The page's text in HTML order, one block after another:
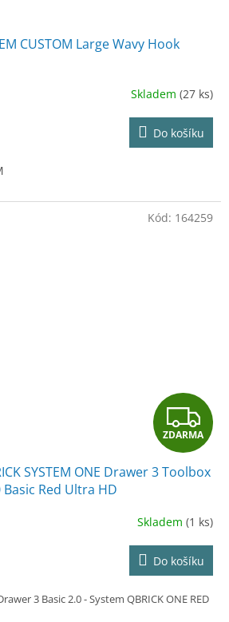
CUSTOM Large Wavy Hook
Skladem (27 ks)
Do košíku
Z
D
A
R
M
A
ZDARMA
SYSTEM ONE Drawer 3 Toolbox
Basic Red Ultra HD
Skladem (1 ks)
Do košíku
3 Basic 2.0- System QBRICK ONE RED
Kód: 164259